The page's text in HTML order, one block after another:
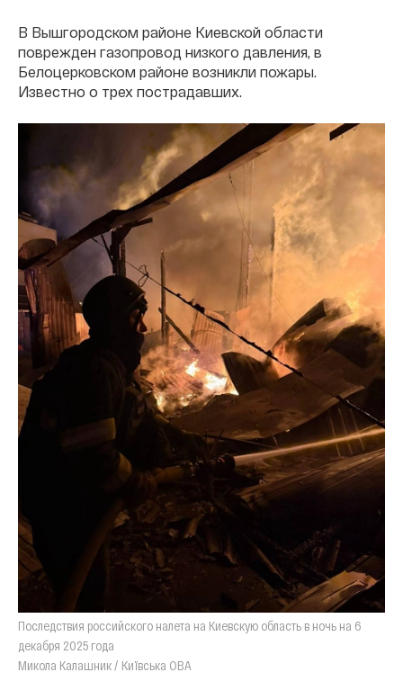
В Вышгородском районе Киевской области
поврежден газопровод низкого давления, в
Белоцерковском районе возникли пожары.
Известно о трех пострадавших.
Последствия российского налета на Киевскую область в ночь на 6
декабря 2025 года
Микола Калашник / Київська ОВА